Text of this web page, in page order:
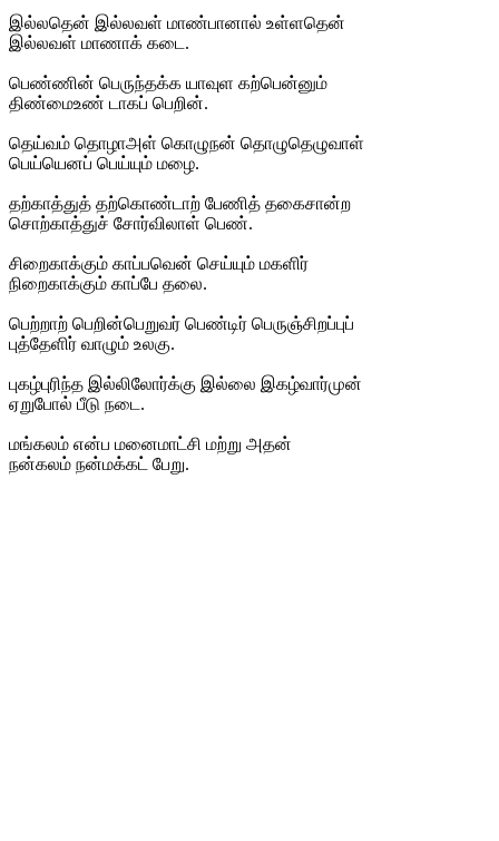
இல்லதென் இல்லவள் மாண்பானால் உள்ளதென்
இல்லவள் மாணாக் கடை.
பெண்ணின் பெருந்தக்க யாவுள கற்பென்னும்
திண்மைஉண் டாகப் பெறின்.
தெய்வம் தொழாஅள் கொழுநன் தொழுதெழுவாள்
பெய்யெனப் பெய்யும் மழை.
தற்காத்துத் தற்கொண்டாற் பேணித் தகைசான்ற
சொற்காத்துச் சோர்விலாள் பெண்.
சிறைகாக்கும் காப்பவென் செய்யும் மகளிர்
நிறைகாக்கும் காப்பே தலை.
பெற்றாற் பெறின்பெறுவர் பெண்டிர் பெருஞ்சிறப்புப்
புத்தேளிர் வாழும் உலகு.
புகழ்புரிந்த இல்லிலோர்க்கு இல்லை இகழ்வார்முன்
ஏறுபோல் பீடு நடை.
மங்கலம் என்ப மனைமாட்சி மற்று அதன்
நன்கலம் நன்மக்கட் பேறு.